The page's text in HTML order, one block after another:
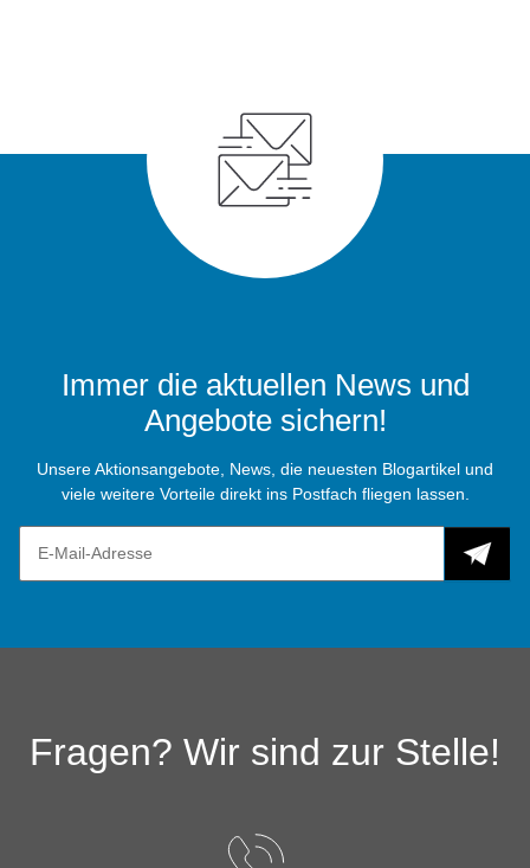
Immer die aktuellen News und
Angebote sichern!
Unsere Aktionsangebote, News, die neuesten Blogartikel und
viele weitere Vorteile direkt ins Postfach fliegen lassen.
Fragen? Wir sind zur Stelle!